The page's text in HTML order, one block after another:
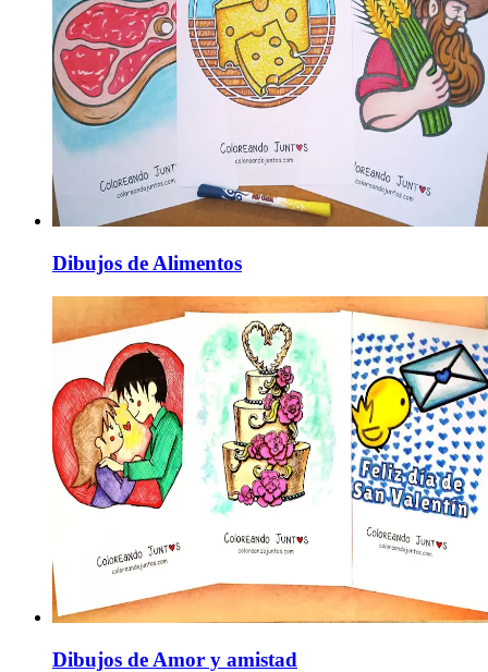
Dibujos de Alimentos
Dibujos de Amor y amistad